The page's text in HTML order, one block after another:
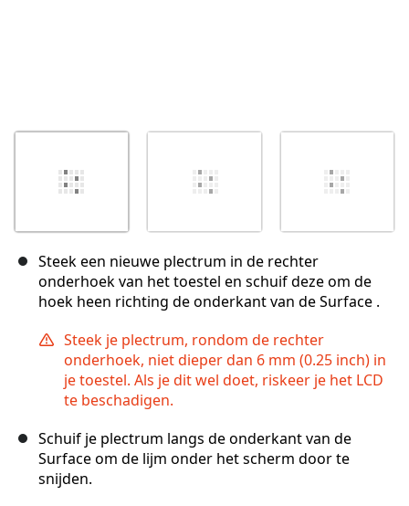
Steek een nieuwe plectrum in de rechter
onderhoek van het toestel en schuif deze om de
hoek heen richting de onderkant van de Surface .
Steek je plectrum, rondom de rechter
onderhoek, niet dieper dan 6 mm (0.25 inch) in
je toestel. Als je dit wel doet, riskeer je het LCD
te beschadigen.
Schuif je plectrum langs de onderkant van de
Surface om de lijm onder het scherm door te
snijden.